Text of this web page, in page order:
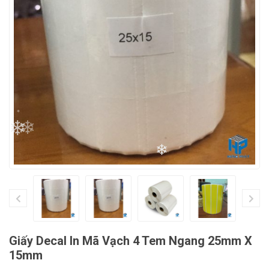
Giấy Decal In Mã Vạch 4 Tem Ngang 25mm X
15mm
❄
❄
❄